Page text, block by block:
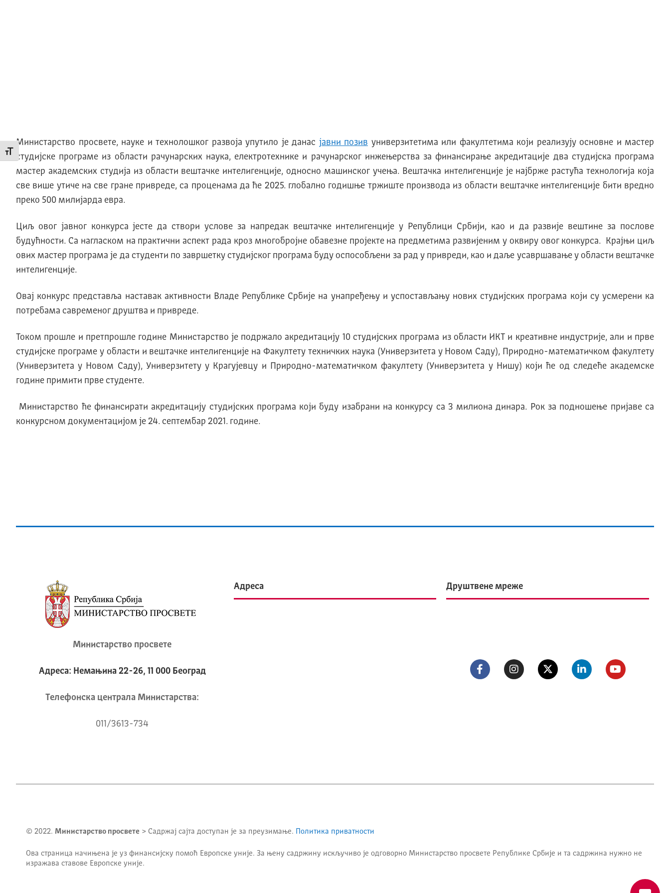
Промени величину слова
Министарство просвете, науке и технолошког развоја упутило је данас јавни позив универзитетима или факултетима који реализују основне и мастер
студијске програме из области рачунарских наука, електротехнике и рачунарског инжењерства за финансирање акредитације два студијска програма
мастер академских студија из области вештачке интелигенције, односно машинског учења. Вештачка интелигенције је најбрже растућа технологија која
све више утиче на све гране привреде, са проценама да ће 2025. глобално годишњe тржиште производа из области вештачке интелигенције бити вредно
преко 500 милијарда евра.
Циљ овог јавног конкурса јесте да створи услове за напредак вештачке интелигенције у Републици Србији, као и да развије вештине за послове
будућности. Са нагласком на практични аспект рада кроз многобројне обавезне пројекте на предметима развијеним у оквиру овог конкурса. Крајњи циљ
ових мастер програма је да студенти по завршетку студијског програма буду оспособљени за рад у привреди, као и даље усавршавање у области вештачке
интелигенције.
Овај конкурс представља наставак активности Владе Републике Србије на унапређењу и успостављању нових студијских програма који су усмерени ка
потребама савременог друштва и привреде.
Током прошле и претпрошле године Министарство је подржало акредитацију 10 студијских програма из области ИКТ и креативне индустрије, али и прве
студијске програме у области и вештачке интелигенције на Факултету техничких наука (Универзитета у Новом Саду), Природно-математичком факултету
(Универзитета у Новом Саду), Универзитету у Крагујевцу и Природно-математичком факултету (Универзитета у Нишу) који ће од следеће академске
године примити прве студенте.
Министарство ће финансирати акредитацију студијских програма који буду изабрани на конкурсу са 3 милиона динара. Рок за подношење пријаве са
конкурсном документацијом је 24. септембар 2021. године.
Министарство просвете
Адреса: Немањина 22-26, 11 000 Београд
Телeфонска централа Mинистарства:
011/3613-734
Адреса Друштвене мреже
© 2022. Министарство просвете > Садржај сајта доступан је за преузимање. Политика приватности
Ова страница начињена је уз финансијску помоћ Европске уније. За њену садржину искључиво је одговорно Министарство просвете Републике Србије и та садржина нужно не
изражава ставове Европске уније.